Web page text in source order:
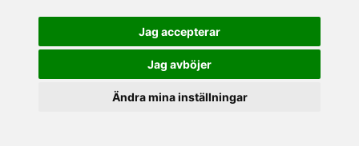
Jag accepterar
Jag avböjer
Ändra mina inställningar